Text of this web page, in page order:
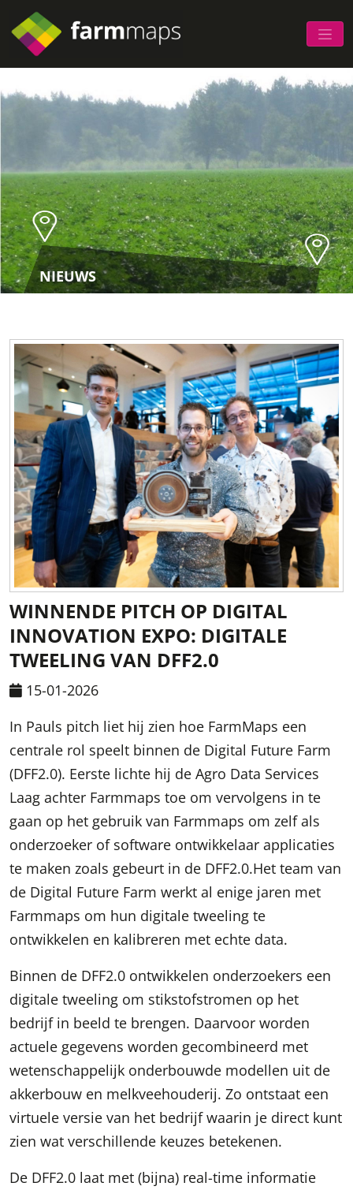
NIEUWS
WINNENDE PITCH OP DIGITAL
INNOVATION EXPO: DIGITALE
TWEELING VAN DFF2.0
15-01-2026
In Pauls pitch liet hij zien hoe FarmMaps een
centrale rol speelt binnen de Digital Future Farm
(DFF2.0). Eerste lichte hij de Agro Data Services
Laag achter Farmmaps toe om vervolgens in te
gaan op het gebruik van Farmmaps om zelf als
onderzoeker of software ontwikkelaar applicaties
te maken zoals gebeurt in de DFF2.0.Het team van
de Digital Future Farm werkt al enige jaren met
Farmmaps om hun digitale tweeling te
ontwikkelen en kalibreren met echte data.
Binnen de DFF2.0 ontwikkelen onderzoekers een
digitale tweeling om stikstofstromen op het
bedrijf in beeld te brengen. Daarvoor worden
actuele gegevens worden gecombineerd met
wetenschappelijk onderbouwde modellen uit de
akkerbouw en melkveehouderij. Zo ontstaat een
virtuele versie van het bedrijf waarin je direct kunt
zien wat verschillende keuzes betekenen.
De DFF2.0 laat met (bijna) real-time informatie